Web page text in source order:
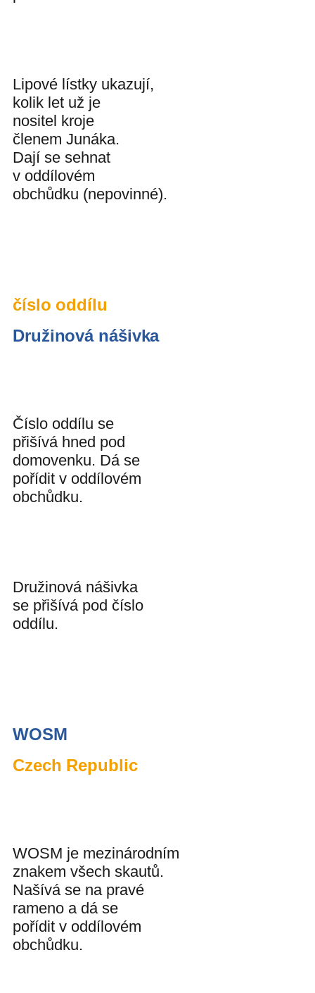
Lipové lístky ukazují,
kolik let už je
nositel kroje
členem Junáka.
Dají se sehnat
v oddílovém
obchůdku (nepovinné).
číslo oddílu
Družinová nášivka
Číslo oddílu se
přišívá hned pod
domovenku. Dá se
pořídit v oddílovém
obchůdku.
Družinová nášivka
se přišívá pod číslo
oddílu.
WOSM
Czech Republic
WOSM je mezinárodním
znakem všech skautů.
Našívá se na pravé
rameno a dá se
pořídit v oddílovém
obchůdku.